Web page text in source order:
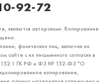
92-72
являются авторскими. Копирование
физических лиц, включая их
с их письменного согласия в
152.1 ГК РФ и ФЗ № 152-ФЗ "О
копирование,